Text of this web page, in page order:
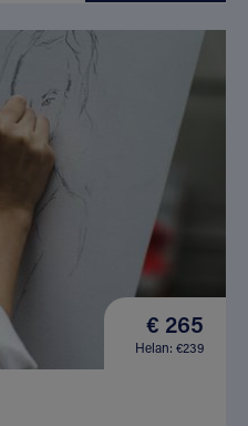
€ 265
Helan: €239